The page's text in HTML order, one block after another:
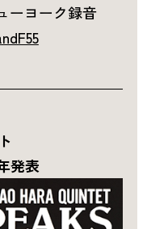
ーヨーク録音
発表